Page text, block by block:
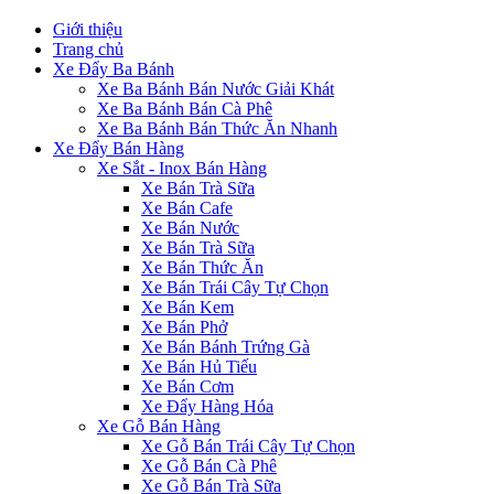
Giới thiệu
Trang chủ
Xe Đẩy Ba Bánh
Xe Ba Bánh Bán Nước Giải Khát
Xe Ba Bánh Bán Cà Phê
Xe Ba Bánh Bán Thức Ăn Nhanh
Xe Đẩy Bán Hàng
Xe Sắt - Inox Bán Hàng
Xe Bán Trà Sữa
Xe Bán Cafe
Xe Bán Nước
Xe Bán Trà Sữa
Xe Bán Thức Ăn
Xe Bán Trái Cây Tự Chọn
Xe Bán Kem
Xe Bán Phở
Xe Bán Bánh Trứng Gà
Xe Bán Hủ Tiếu
Xe Bán Cơm
Xe Đẩy Hàng Hóa
Xe Gỗ Bán Hàng
Xe Gỗ Bán Trái Cây Tự Chọn
Xe Gỗ Bán Cà Phê
Xe Gỗ Bán Trà Sữa